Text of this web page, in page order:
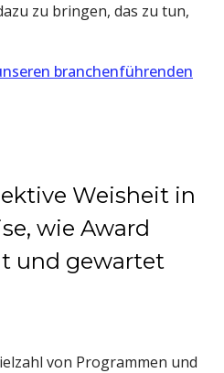
zu bringen, das zu tun,
branchenführenden
Weisheit in
wie Award
und gewartet
von Programmen und